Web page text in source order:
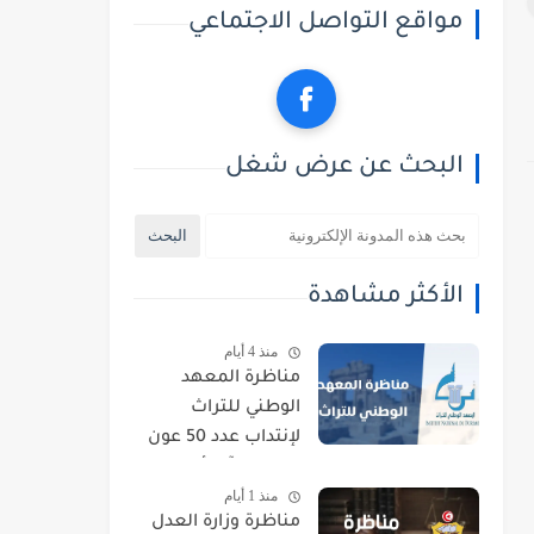
مواقع التواصل الاجتماعي
البحث عن عرض شغل
الأكثر مشاهدة
منذ 4 أيام
مناظرة المعهد
الوطني للتراث
لإنتداب عدد 50 عون
2026
منذ 1 أيام
مناظرة وزارة العدل